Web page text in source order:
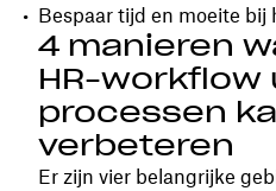
Bespaar tijd en moeite bij
4 manieren
HR-workflow
processen
verbeteren
Er zijn vier belangrijke